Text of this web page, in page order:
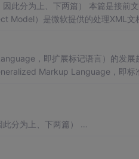
（由于包含太多格式符号，新浪提示篇幅过长，因此分为上、下两篇） 本篇是
Model）是微软提供的处理XML文
分为上、下两篇）
解为一组抽象了XML文档结构的接